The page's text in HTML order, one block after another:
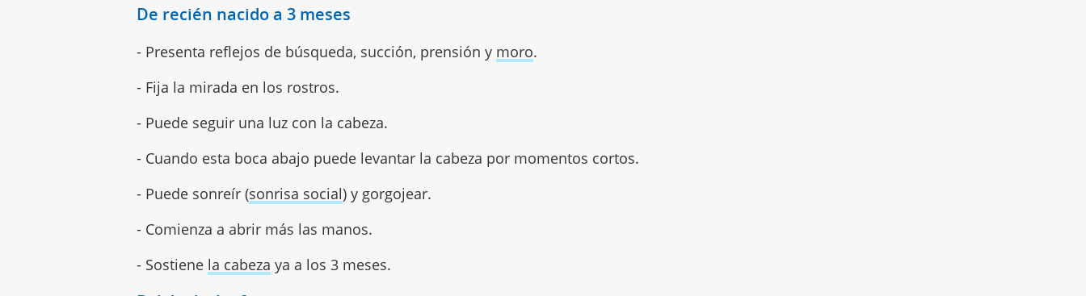
De recién nacido a 3 meses
- Presenta reflejos de búsqueda, succión, prensión y moro.
- Fija la mirada en los rostros.
- Puede seguir una luz con la cabeza.
- Cuando esta boca abajo puede levantar la cabeza por momentos cortos.
- Puede sonreír (sonrisa social) y gorgojear.
- Comienza a abrir más las manos.
- Sostiene la cabeza ya a los 3 meses.